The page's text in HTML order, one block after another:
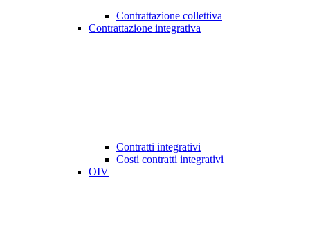
Contrattazione collettiva
Contrattazione integrativa
Contratti integrativi
Costi contratti integrativi
OIV